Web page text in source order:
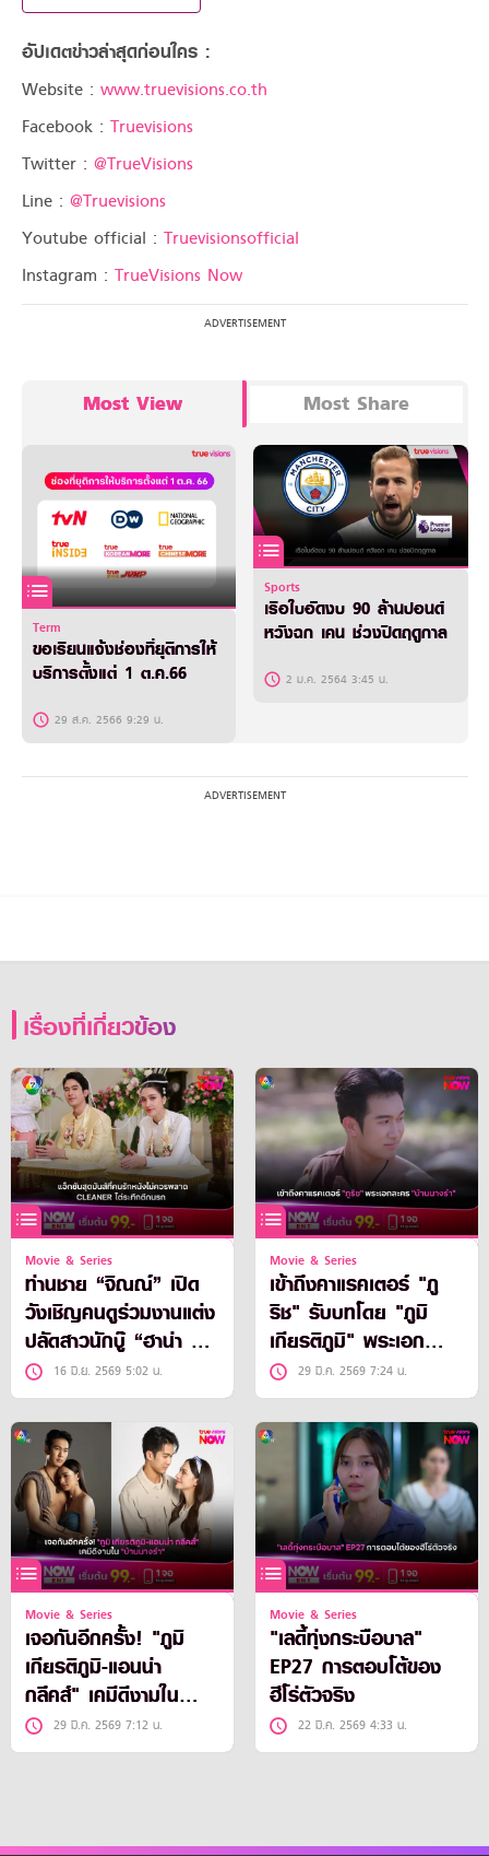
อัปเดตข่าวล่าสุดก่อนใคร :
Website : www.truevisions.co.th
Facebook : Truevisions
Twitter : @TrueVisions
Line : @Truevisions
Youtube official : Truevisionsofficial
Instagram : TrueVisions Now
Most View Most Share
Term
ขอเรียนแจ้งช่องที่ยุติการให้
บริการตั้งแต่ 1 ต.ค.66
29 ส.ค. 2566 9:29 น.
Sports
เรือใบอัดงบ 90 ล้านปอนด์
หวังฉก เคน ช่วงปิดฤดูกาล
2 ม.ค. 2564 3:45 น.
เรื่องที่เกี่ยวข้อง
Movie & Series
ท่านชาย “จิณณ์” เปิด
วังเชิญคนดูร่วมงานแต่ง
ปลัดสาวนักบู๊ “ฮาน่า ลี
วิส” ลุ้นชนะใจเจ้าสาวคน
สวย ใน “ทุกอณูฤทัย”
16 มิ.ย. 2569 5:02 น.
Movie & Series
เข้าถึงคาแรคเตอร์ "ภู
ริช" รับบทโดย "ภูมิ
เกียรติภูมิ" พระเอก
ละคร "บ้านนางรำ"
29 มี.ค. 2569 7:24 น.
Movie & Series
เจอกันอีกครั้ง! "ภูมิ
เกียรติภูมิ-แอนน่า
กลึคส์" เคมีดีงามใน
"บ้านนางรำ"
29 มี.ค. 2569 7:12 น.
Movie & Series
"เลดี้ทุ่งกระบือบาล"
EP27 การตอบโต้ของ
ฮีโร่ตัวจริง
22 มี.ค. 2569 4:33 น.